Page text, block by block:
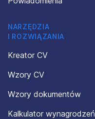
NARZĘDZIA
I ROZWIĄZANIA
Kreator CV
Wzory CV
Wzory dokumentów
Kalkulator wynagrodzeń